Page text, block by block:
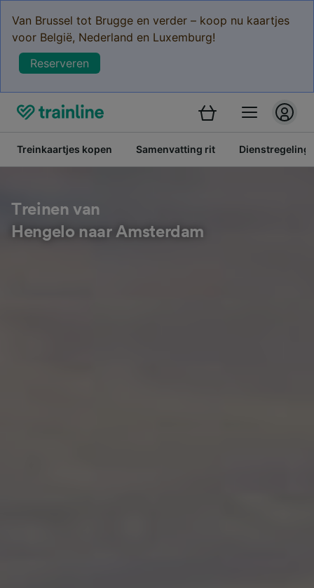
Van Brussel tot Brugge en verder – koop nu kaartjes
voor België, Nederland en Luxemburg!
Reserveren
Treinkaartjes kopen Samenvatting rit Dienstregeling
Treinen van
Hengelo naar Amsterdam